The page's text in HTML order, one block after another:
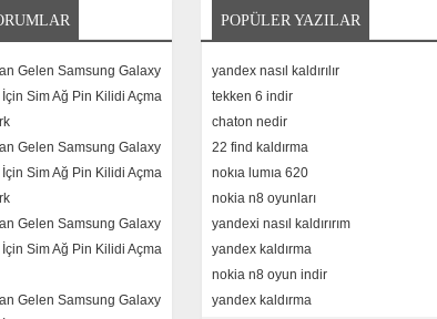
Gelen Samsung Galaxy
Sim Ağ Pin Kilidi Açma
Gelen Samsung Galaxy
Sim Ağ Pin Kilidi Açma
Gelen Samsung Galaxy
Sim Ağ Pin Kilidi Açma
Gelen Samsung Galaxy
POPÜLER YAZILAR
yandex nasıl kaldırılır
tekken 6 indir
chaton nedir
22 find kaldırma
nokıa lumıa 620
nokia n8 oyunları
yandexi nasıl kaldırırım
yandex kaldırma
nokia n8 oyun indir
yandex kaldırma